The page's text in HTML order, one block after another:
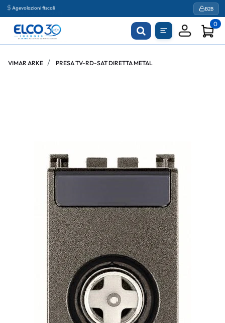
Agevolazioni fiscali B2B
0
VIMAR ARKE PRESA TV-RD-SAT DIRETTA METAL